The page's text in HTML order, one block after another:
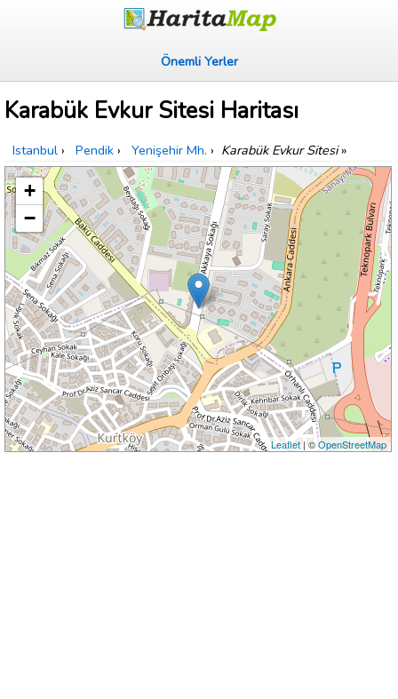
Önemli Yerler
Karabük Evkur Sitesi Haritası
Istanbul › Pendik › Yenişehir Mh. › Karabük Evkur Sitesi»
+
−
Leaflet| ©OpenStreetMap